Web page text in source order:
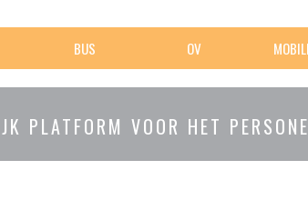
BUS OV
PLATFORM VOOR HET